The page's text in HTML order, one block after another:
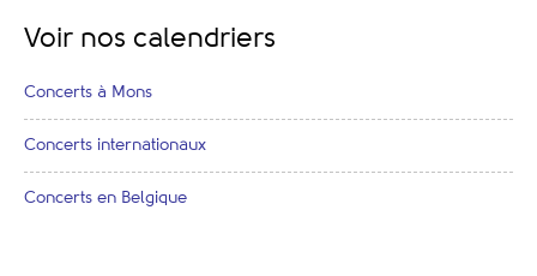
Voir nos calendriers
Concerts à Mons
Concerts internationaux
Concerts en Belgique